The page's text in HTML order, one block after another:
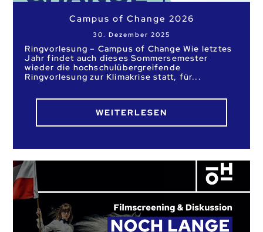
Campus of Change 2026
30. Dezember 2025
Ringvorlesung – Campus of Change Wie letztes
Jahr findet auch dieses Sommersemester
wieder die hochschulübergreifende
Ringvorlesung zur Klimakrise statt, für
WEITERLESEN